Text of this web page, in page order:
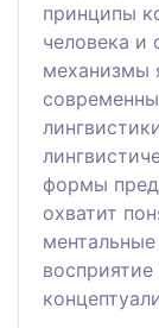
принципы
человека и
механизмы
формы
охватит